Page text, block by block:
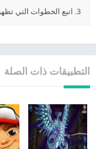
3. اتبع الخطوات التي تظهر على الشاشة.
التطبيقات ذات الصلة